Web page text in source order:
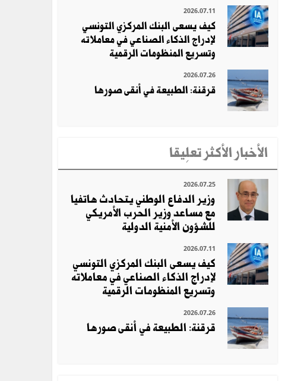
2026.07.11
كيف يسعى البنك المركزي التونسي
لإدراج الذكاء الصناعي في معاملاته
وتسريع المنظومات الرقمية
2026.07.26
قرقنة: الطبيعة في أنقى صورها
الأخبار الأكثر تعلِيقا
2026.07.25
وزير الدفاع الوطني يتحادث هاتفيا
مع مساعد وزير الحرب الأمريكي
للشؤون الأمنية الدولية
2026.07.11
كيف يسعى البنك المركزي التونسي
لإدراج الذكاء الصناعي في معاملاته
وتسريع المنظومات الرقمية
2026.07.26
قرقنة: الطبيعة في أنقى صورها